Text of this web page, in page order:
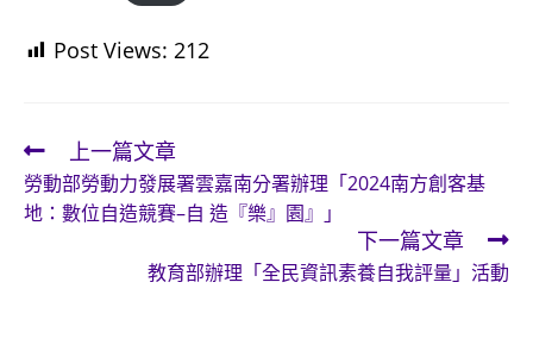
Post Views: 212
Read
more
articles
上一篇文章
勞動部勞動力發展署雲嘉南分署辦理「2024南方創客基
地：數位自造競賽–自 造『樂』園』」
下一篇文章
教育部辦理「全民資訊素養自我評量」活動